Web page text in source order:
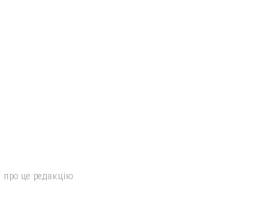
про це редакцію